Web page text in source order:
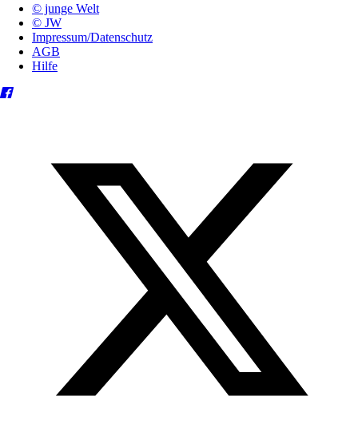
© junge Welt
© JW
Impressum/Datenschutz
AGB
Hilfe